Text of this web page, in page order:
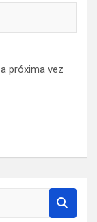
próxima vez